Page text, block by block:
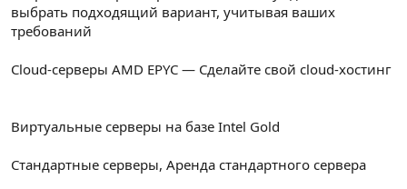
выбрать подходящий вариант, учитывая ваших
требований
Cloud-серверы AMD EPYC — Сделайте свой cloud-хостинг
Виртуальные серверы на базе Intel Gold
Стандартные серверы, Аренда стандартного сервера